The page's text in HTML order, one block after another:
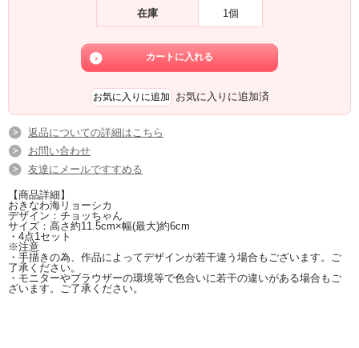
デザインは、沖縄で活動するイラストレーターのチョッちゃん。
沖縄の海で泳ぐ美ら海水族館でも人気のジンベエザメからマンタ、マナティーに
ひとつひとつ丹誠込めて手描きで仕上げています。
沖縄の想い出のお土産に、お部屋のインテリアに、小物入れに。世界で一つだけ
の完全オリジナルです。
観光客の沖縄土産や、自分用・お友達へのプレゼントとして買っていかれる方が
多いマトリョーシカ。
心癒されます♪
気商品です！お買い求めはお早めに♪
在庫 1個
お気に入りに追加済
返品についての詳細はこちら
お問い合わせ
友達にメールですすめる
【商品詳細】
おきなわ海リョーシカ
デザイン：チョッちゃん
サイズ：高さ約11.5cm×幅(最大)約6cm
・4点1セット
※注意
・手描きの為、作品によってデザインが若干違う場合もございます。ご
了承ください。
・モニターやブラウザーの環境等で色合いに若干の違いがある場合もご
ざいます。ご了承ください。